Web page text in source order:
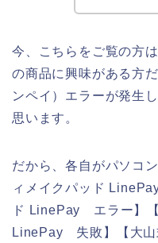
今、こちらをご覧の方
の商品に興味がある方
ンペイ）エラーが発生
思います。
だから、各自がパソコ
ィメイクパッド
ド LinePay エラー】
LinePay 失敗】【大山